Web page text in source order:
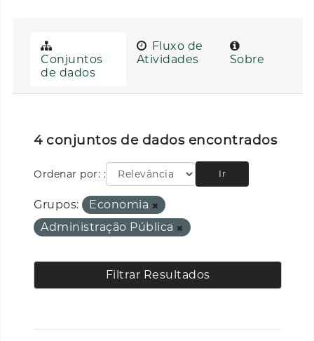
Conjuntos
de dados
Fluxo de
Atividades
Sobre
4 conjuntos de dados encontrados
Ordenar por: Ir
Grupos:
Economia
Administração Pública
Filtrar Resultados